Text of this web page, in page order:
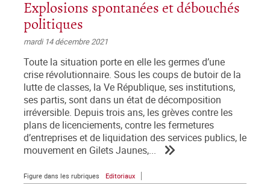
Explosions spontanées et débouchés
politiques
mardi 14 décembre 2021
Toute la situation porte en elle les germes d’une
crise révolutionnaire. Sous les coups de butoir de la
lutte de classes, la Ve République, ses institutions,
ses partis, sont dans un état de décomposition
irréversible. Depuis trois ans, les grèves contre les
plans de licenciements, contre les fermetures
d’entreprises et de liquidation des services publics, le
mouvement en Gilets Jaunes,...
Figure dans les rubriques Editoriaux